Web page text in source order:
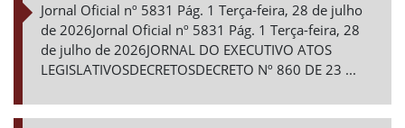
Jornal Oficial nº 5831 Pág. 1 Terça-feira, 28 de julho
de 2026Jornal Oficial nº 5831 Pág. 1 Terça-feira, 28
de julho de 2026JORNAL DO EXECUTIVO ATOS
LEGISLATIVOSDECRETOSDECRETO Nº 860 DE 23 ...